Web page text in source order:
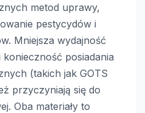
metod uprawy,
pestycydów i
Mniejsza wydajność
posiadania
(takich jak GOTS
przyczyniają się do
Oba materiały to